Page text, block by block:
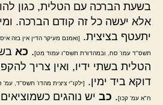
בשעת הברכה עם הטלית, כגון
אלא יעשה כל זה קודם הברכה.
יתעטף בציצית.
[ואמנם מעיקר הדין אין בזה
תשס"ד עמו' סח. ובמהדורת תשס"ו עמוד מט]. כא
הטלית בשתי ידיו, ואין צריך
דוקא ביד ימין.
[ילקו"י ציצית מהדו' תשס"ד,
ח"א עמ' קכו]. כב יש נוהגים